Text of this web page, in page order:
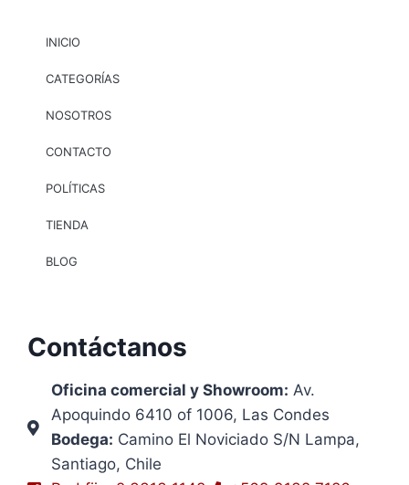
Contáctanos
Oficina comercial y Showroom: Av.
Apoquindo 6410 of 1006, Las Condes
Bodega: Camino El Noviciado S/N Lampa,
Santiago, Chile
INICIO
CATEGORÍAS
NOSOTROS
CONTACTO
POLÍTICAS
TIENDA
BLOG